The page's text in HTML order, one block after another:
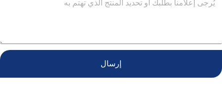
إرسال